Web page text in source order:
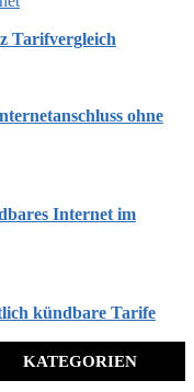
Tarifvergleich
ohne
Internet im
kündbare Tarife
KATEGORIEN